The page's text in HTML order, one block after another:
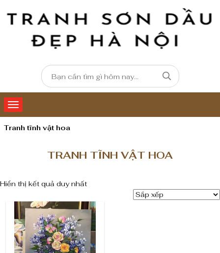
Tranh tĩnh vật hoa
TRANH TĨNH VẬT HOA
Hiển thị kết quả duy nhất